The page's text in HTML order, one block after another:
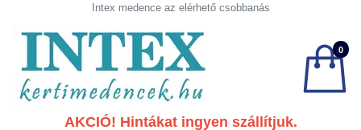
Intex medence az elérhető csobbanás
0
AKCIÓ! Hintákat ingyen szállítjuk.